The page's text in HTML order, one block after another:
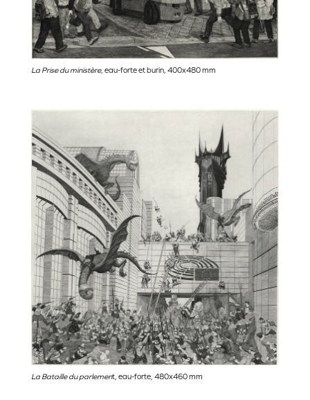
La Prise du ministère, eau-forte et burin, 400x480 mm
La Bataille du parlement, eau-forte, 480x460 mm